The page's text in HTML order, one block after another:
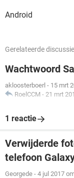
Android
Gerelateerde
Wachtwoord
akloosterboerl - 15 mrt
RoelCCM - 21 mrt
1 reactie
Verwijderde
telefoon
Georgede - 4 jul 2017